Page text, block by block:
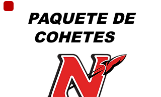
PAQUETE DE
COHETES